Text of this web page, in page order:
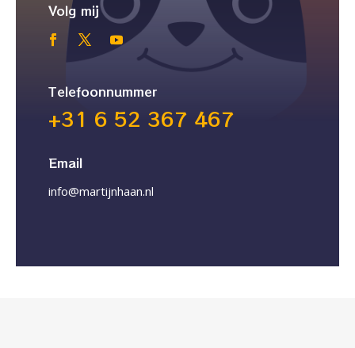
Volg mij
Telefoonnummer
+31 6 52 367 467
Email
info@martijnhaan.nl